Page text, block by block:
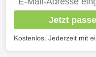
Jetzt
Kostenlos. Jederzeit mit